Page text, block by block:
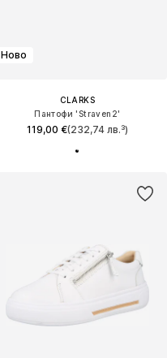
Ново
CLARKS
Пантофи 'Straven2'
119,00 €(232,74 лв.³)